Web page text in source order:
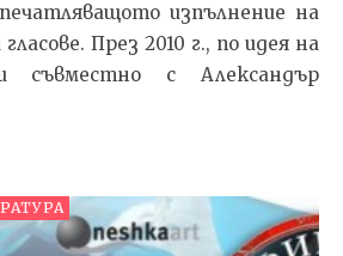
изпълнение на
През 2010 г., по идея на
съвместно с Александър